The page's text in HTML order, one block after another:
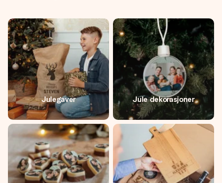
Julegaver Jule dekorasjoner